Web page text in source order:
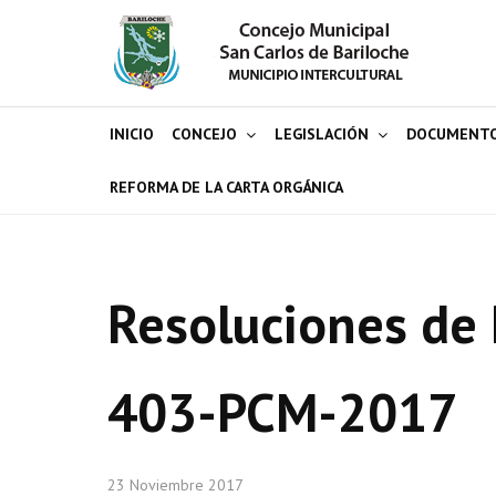
INICIO CONCEJO LEGISLACIÓN
REFORMA DE LA CARTA ORGÁNICA
Resoluciones
403-PCM-2017
23 Noviembre 2017